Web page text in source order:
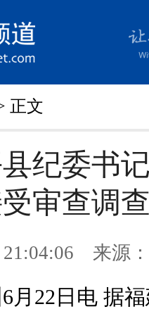
正文
纪委书
审查调
21:04:06 来源
22日电 据福